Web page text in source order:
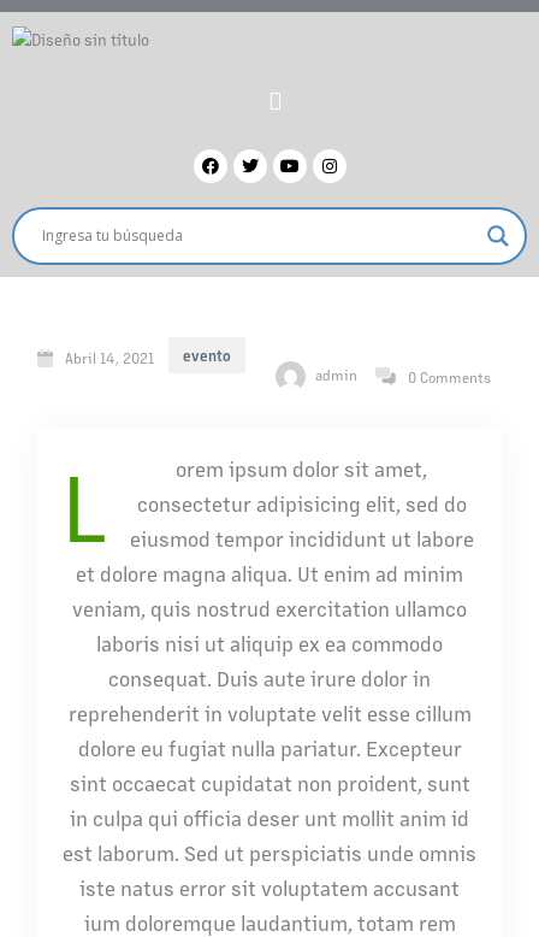
Abril 14, 2021
evento
admin
0 Comments
L
orem ipsum dolor sit amet,
consectetur adipisicing elit, sed do
eiusmod tempor incididunt ut labore
et dolore magna aliqua. Ut enim ad minim
veniam, quis nostrud exercitation ullamco
laboris nisi ut aliquip ex ea commodo
consequat. Duis aute irure dolor in
reprehenderit in voluptate velit esse cillum
dolore eu fugiat nulla pariatur. Excepteur
sint occaecat cupidatat non proident, sunt
in culpa qui officia deser unt mollit anim id
est laborum. Sed ut perspiciatis unde omnis
iste natus error sit voluptatem accusant
ium doloremque laudantium, totam rem